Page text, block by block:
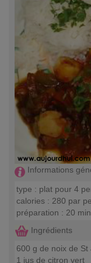
Informations
type : plat pour 4
calories : 280 par
préparation : 20 min
Ingrédients
600 g de noix de
1 jus de citron vert